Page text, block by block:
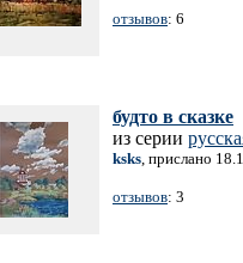
отзывов: 6
будто в сказке
из серии
ksks, прислано
отзывов: 3